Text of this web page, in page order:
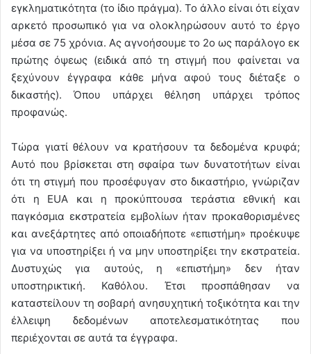
εγκληματικότητα (το ίδιο πράγμα). Το άλλο είναι ότι είχαν
αρκετό προσωπικό για να ολοκληρώσουν αυτό το έργο
μέσα σε 75 χρόνια. Ας αγνοήσουμε το 2ο ως παράλογο εκ
πρώτης όψεως (ειδικά από τη στιγμή που φαίνεται να
ξεχύνουν έγγραφα κάθε μήνα αφού τους διέταξε ο
δικαστής). Όπου υπάρχει θέληση υπάρχει τρόπος
προφανώς.
Τώρα γιατί θέλουν να κρατήσουν τα δεδομένα κρυφά;
Αυτό που βρίσκεται στη σφαίρα των δυνατοτήτων είναι
ότι τη στιγμή που προσέφυγαν στο δικαστήριο, γνώριζαν
ότι η EUA και η προκύπτουσα τεράστια εθνική και
παγκόσμια εκστρατεία εμβολίων ήταν προκαθορισμένες
και ανεξάρτητες από οποιαδήποτε «επιστήμη» προέκυψε
για να υποστηρίξει ή να μην υποστηρίξει την εκστρατεία.
Δυστυχώς για αυτούς, η «επιστήμη» δεν ήταν
υποστηρικτική. Καθόλου. Έτσι προσπάθησαν να
καταστείλουν τη σοβαρή ανησυχητική τοξικότητα και την
έλλειψη δεδομένων αποτελεσματικότητας που
περιέχονται σε αυτά τα έγγραφα.